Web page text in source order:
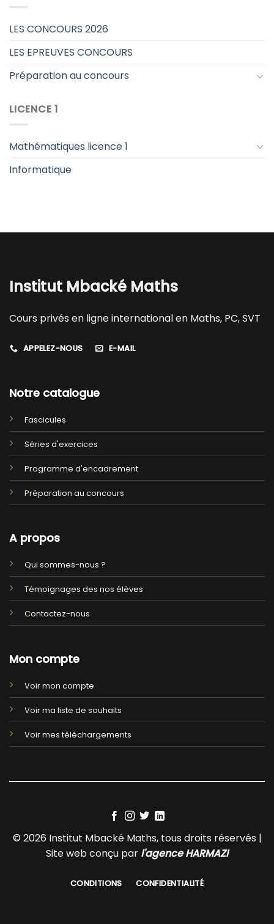
LES CONCOURS 2026
LES EPREUVES CONCOURS
Préparation au concours
LICENCE 1
Mathématiques licence 1
Informatique
Institut Mbacké Maths
Cours privés en ligne international en Maths, PC, SVT
APPELEZ-NOUS E-MAIL
Notre catalogue
Fascicules
Séries d'exercices
Programme d'encadrement
Préparation au concours
A propos
Qui sommes-nous ?
Témoignages des nos élèves
Contactez-nous
Mon compte
Voir mon compte
Voir ma liste de souhaits
Voir mes téléchargements
© 2026 Institut Mbacké Maths, tous droits réservés |
Site web conçu par l'agence HARMAZI
CONDITIONS CONFIDENTIALITÉ